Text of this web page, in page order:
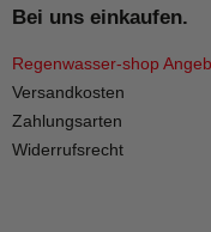
Bei uns einkaufen.
Regenwasser-shop
Versandkosten
Zahlungsarten
Widerrufsrecht